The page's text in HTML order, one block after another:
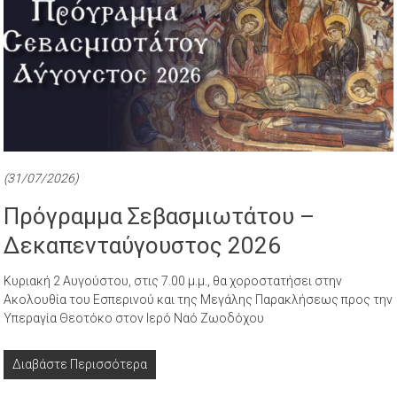
(31/07/2026)
Πρόγραμμα Σεβασμιωτάτου –
Δεκαπενταύγουστος 2026
Κυριακή 2 Αυγούστου, στις 7.00 μ.μ., θα χοροστατήσει στην
Ακολουθία του Εσπερινού και της Μεγάλης Παρακλήσεως προς την
Υπεραγία Θεοτόκο στον Ιερό Ναό Ζωοδόχου
Διαβάστε Περισσότερα